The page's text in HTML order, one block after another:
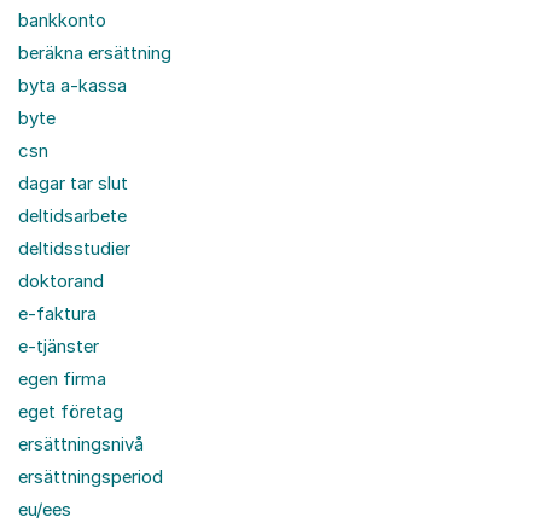
bankkonto
beräkna ersättning
byta a-kassa
byte
csn
dagar tar slut
deltidsarbete
deltidsstudier
doktorand
e-faktura
e-tjänster
egen firma
eget företag
ersättningsnivå
ersättningsperiod
eu/ees